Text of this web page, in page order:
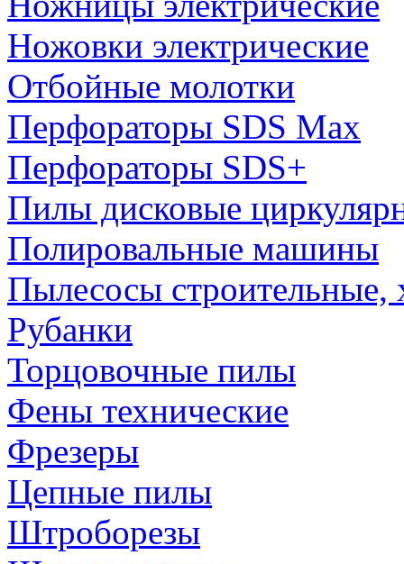
Ножовки электрические
Отбойные молотки
Перфораторы SDS Max
Перфораторы SDS+
Пилы дисковые
Полировальные машины
Пылесосы строительные,
Рубанки
Торцовочные пилы
Фены технические
Фрезеры
Цепные пилы
Штроборезы